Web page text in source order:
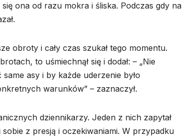
ona od razu mokra i śliska. Podczas gdy na
obroty i cały czas szukał tego momentu.
to uśmiechnął się i dodał: – „Nie
asy i by każde uderzenie było
warunków” – zaznaczył.
dziennikarzy. Jeden z nich zapytał
z presją i oczekiwaniami. W przypadku